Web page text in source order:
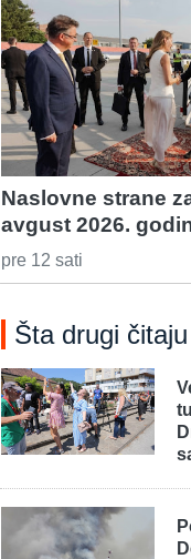
Naslovne strane
avgust 2026.
pre 12 sati
Šta drugi čitaju